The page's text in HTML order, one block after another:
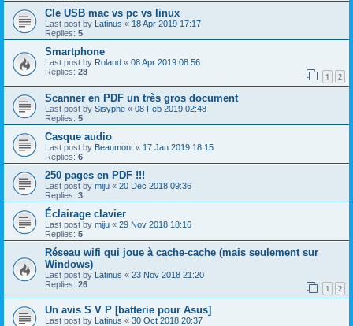
Cle USB mac vs pc vs linux
Last post by Latinus « 18 Apr 2019 17:17
Replies: 5
Smartphone
Last post by Roland « 08 Apr 2019 08:56
Replies: 28 1 2
Scanner en PDF un très gros document
Last post by Sisyphe « 08 Feb 2019 02:48
Replies: 5
Casque audio
Last post by Beaumont « 17 Jan 2019 18:15
Replies: 6
250 pages en PDF !!!
Last post by miju « 20 Dec 2018 09:36
Replies: 3
Éclairage clavier
Last post by miju « 29 Nov 2018 18:16
Replies: 5
Réseau wifi qui joue à cache-cache (mais seulement sur
Windows)
Last post by Latinus « 23 Nov 2018 21:20
Replies: 26 1 2
Un avis S V P [batterie pour Asus]
Last post by Latinus « 30 Oct 2018 20:37